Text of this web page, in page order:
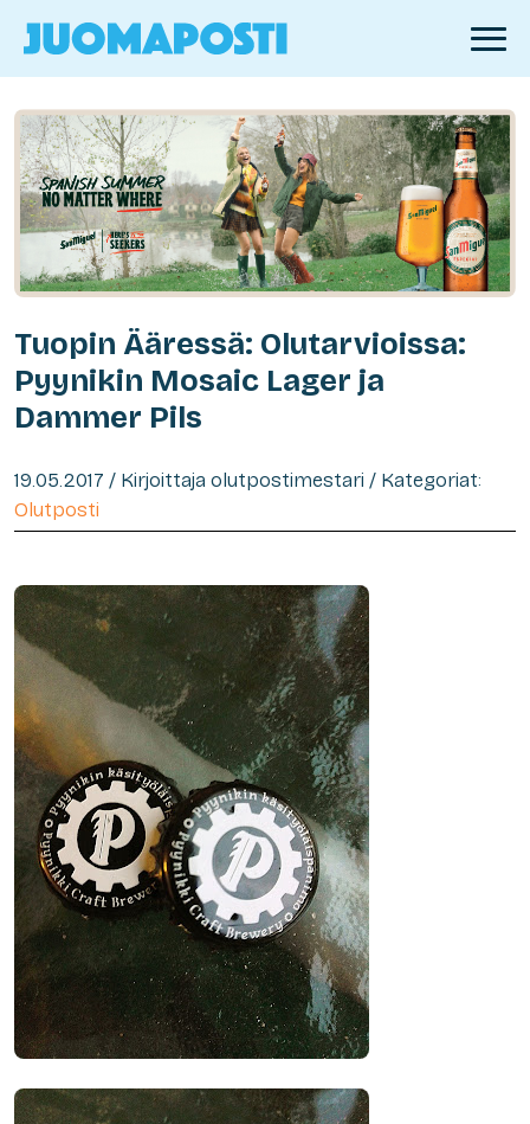
Tuopin Ääressä: Olutarvioissa:
Pyynikin Mosaic Lager ja
Dammer Pils
19.05.2017 / Kirjoittaja olutpostimestari / Kategoriat:
Olutposti